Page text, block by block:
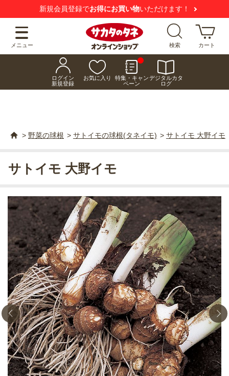
新規会員登録でお得にお買い物いただけます！
メニュー 検索 カート
ログイン
新規登録
お気に入り
特集・キャン
ペーン
デジタルカタ
ログ
> 野菜の球根 > サトイモの球根(タネイモ) > サトイモ 大野イモ
サトイモ 大野イモ